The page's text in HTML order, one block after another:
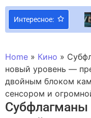
Интересное:
Home » Кино »
новый уровень —
двойным блоком
сенсором и